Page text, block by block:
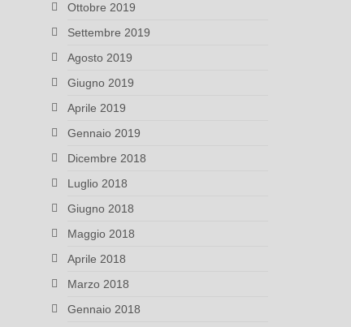
Ottobre 2019
Settembre 2019
Agosto 2019
Giugno 2019
Aprile 2019
Gennaio 2019
Dicembre 2018
Luglio 2018
Giugno 2018
Maggio 2018
Aprile 2018
Marzo 2018
Gennaio 2018